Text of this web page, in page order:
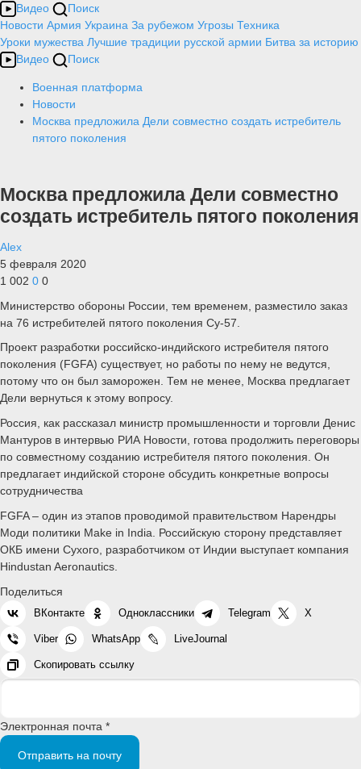
Видео
Поиск
Новости Армия Украина За рубежом Угрозы Техника
Уроки мужества Лучшие традиции русской армии Битва за историю
Видео
Поиск
Военная платформа
Новости
Москва предложила Дели совместно создать истребитель
пятого поколения
Москва предложила Дели совместно
создать истребитель пятого поколения
Alex
5 февраля 2020
1 002 0 0
Министерство обороны России, тем временем, разместило заказ
на 76 истребителей пятого поколения Су-57.
Проект разработки российско-индийского истребителя пятого
поколения (FGFA) существует, но работы по нему не ведутся,
потому что он был заморожен. Тем не менее, Москва предлагает
Дели вернуться к этому вопросу.
Россия, как рассказал министр промышленности и торговли Денис
Мантуров в интервью РИА Новости, готова продолжить переговоры
по совместному созданию истребителя пятого поколения. Он
предлагает индийской стороне обсудить конкретные вопросы
сотрудничества
FGFA – один из этапов проводимой правительством Нарендры
Моди политики Make in India. Российскую сторону представляет
ОКБ имени Сухого, разработчиком от Индии выступает компания
Hindustan Aeronautics.
Поделиться
ВКонтакте Одноклассники Telegram X
Viber WhatsApp LiveJournal
Скопировать ссылку
Электронная почта *
Отправить на почту